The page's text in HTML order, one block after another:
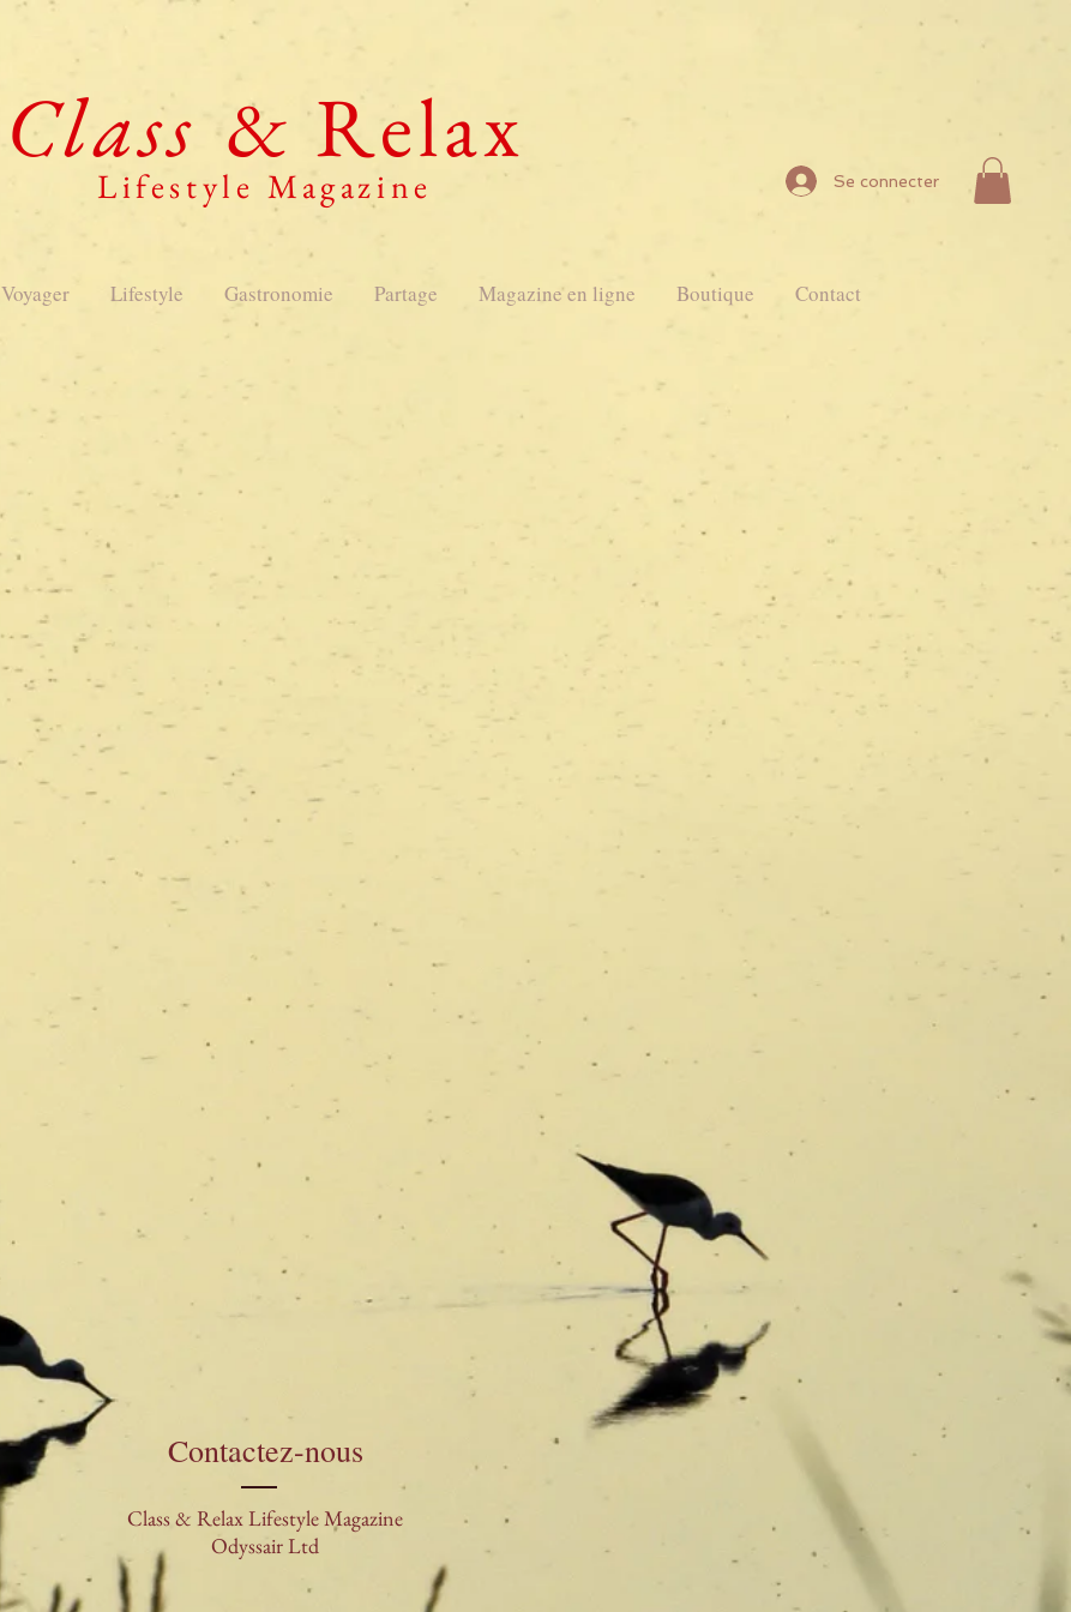
Class & Relax
Lifestyle Magazine Se connecter
Voyager Lifestyle Gastronomie Partage Magazine en ligne Boutique Contact
Contactez-nous
Class & Relax Lifestyle Magazine
Odyssair Ltd